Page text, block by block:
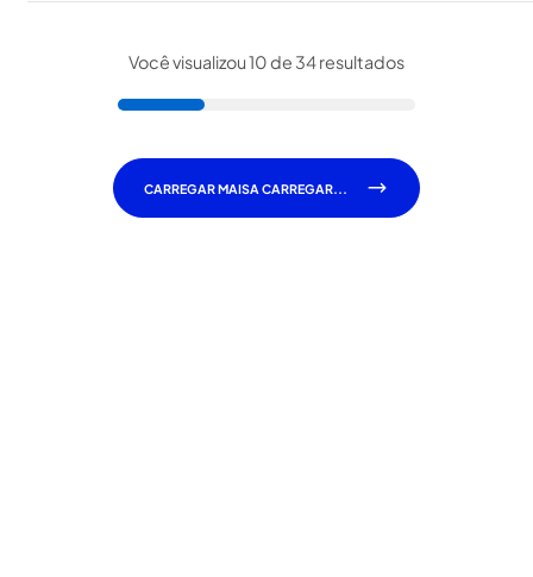
Você visualizou 10 de 34 resultados
CARREGAR MAISA CARREGAR...